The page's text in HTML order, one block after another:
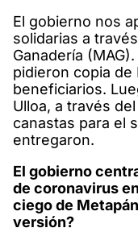
El gobierno nos
solidarias a
Ganadería
pidieron copia de
beneficiarios.
Ulloa, a través
canastas para el
entregaron.
El gobierno
de coronavirus
ciego de
versión?